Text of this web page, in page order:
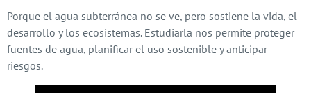
Porque el agua subterránea no se ve, pero sostiene la vida, el
desarrollo y los ecosistemas. Estudiarla nos permite proteger
fuentes de agua, planificar el uso sostenible y anticipar
riesgos.